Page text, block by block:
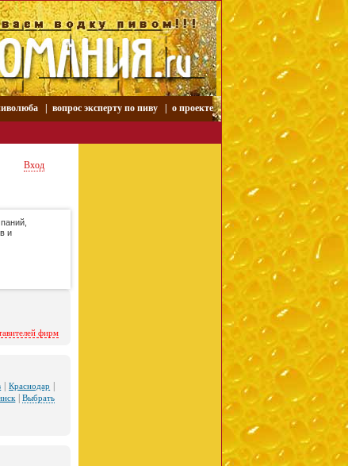
вопрос эксперту по пиву о проекте
Вход
и
фирм
|Краснодар
|Выбрать